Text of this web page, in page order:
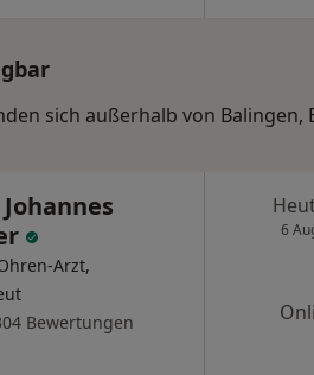
sich außerhalb von
Arzt,
Bewertungen
6